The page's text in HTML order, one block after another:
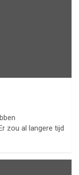
zou al langere tijd